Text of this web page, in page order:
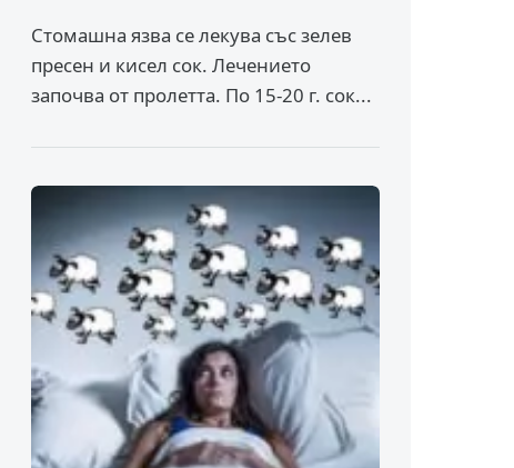
Стомашна язва се лекува със зелев
пресен и кисел сок. Лечението
започва от пролетта. По 15-20 г. сок...